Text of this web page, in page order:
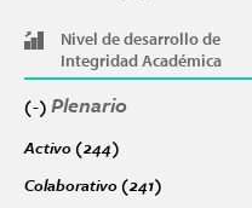
Nivel de desarrollo de
Integridad Académica
(-) Remove Plenario filter
Plenario
Activo (244)
Colaborativo (241)